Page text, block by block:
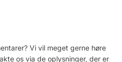
Vi vil meget gerne høre
os via de oplysninger, der er